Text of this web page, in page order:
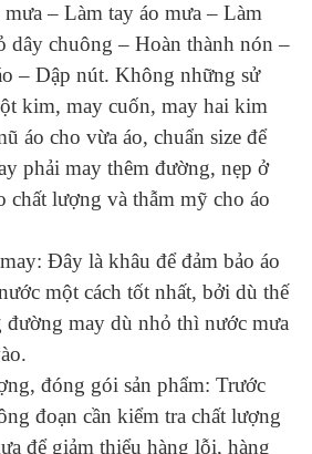
– Làm tay áo mưa – Làm
dây chuông – Hoàn thành nón –
– Dập nút. Không những sử
kim, may cuốn, may hai kim
áo cho vừa áo, chuẩn size để
phải may thêm đường, nẹp ở
chất lượng và thẫm mỹ cho áo
Đây là khâu để đảm bảo áo
một cách tốt nhất, bởi dù thế
đường may dù nhỏ thì nước mưa
đóng gói sản phẩm: Trước
đoạn cần kiểm tra chất lượng
để giảm thiểu hàng lỗi, hàng